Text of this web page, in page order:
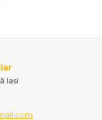
Iasi